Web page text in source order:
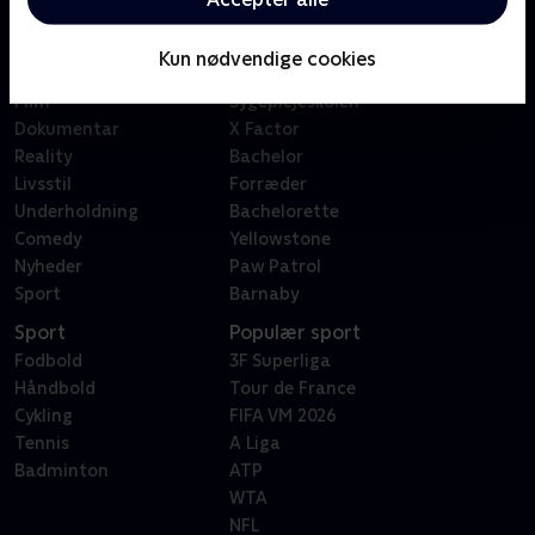
Kun nødvendige cookies
Kategorier
Film
Dokumentar
Reality
Livsstil
Underholdning
Comedy
Nyheder
Sport
Badehotellet
Sygeplejeskolen
X Factor
Bachelor
Forræder
Bachelorette
Yellowstone
Paw Patrol
Barnaby
Sport
Fodbold
Håndbold
Cykling
Tennis
Badminton
Populær sport
3F Superliga
Tour de France
FIFA VM 2026
A Liga
ATP
WTA
NFL